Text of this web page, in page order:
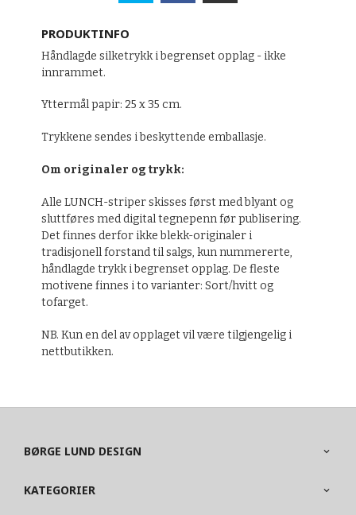
PRODUKTINFO
Håndlagde silketrykk i begrenset opplag - ikke
innrammet.
Yttermål papir: 25 x 35 cm.
Trykkene sendes i beskyttende emballasje.
Om originaler og trykk:
Alle LUNCH-striper skisses først med blyant og
sluttføres med digital tegnepenn før publisering.
Det finnes derfor ikke blekk-originaler i
tradisjonell forstand til salgs, kun nummererte,
håndlagde trykk i begrenset opplag. De fleste
motivene finnes i to varianter: Sort/hvitt og
tofarget.
NB. Kun en del av opplaget vil være tilgjengelig i
nettbutikken.
BØRGE LUND DESIGN
KATEGORIER